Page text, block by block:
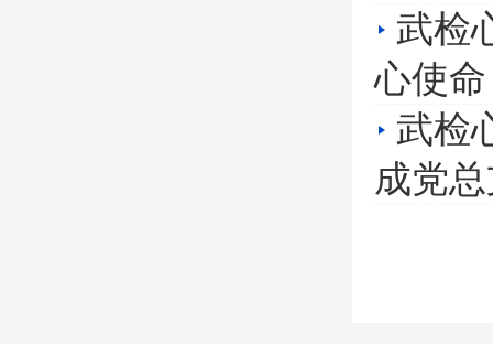
武检
心使命
武检
成党